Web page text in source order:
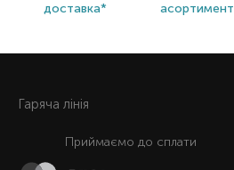
доставка*
асортимент
Гаряча лiнiя
Приймаємо до сплати